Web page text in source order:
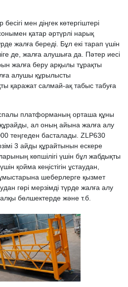
мен діңгек көтергіштері
қатар әртүрлі нарық
жалға береді. Бұл екі тарап үшін
де, жалға алушыға да. Пәтер иесі
жалға беру арқылы тұрақты
алушы құрылысты
қаражат салмай-ақ табыс табуға
платформаның орташа құны
ал оның айына жалға алу
теңгеден басталады. ZLP630
3 айды құрайтынын ескере
көпшілігі үшін бұл жабдықты
қойма кеңістігін ұстаудан,
шеберлерге қызмет
гөрі мерзімді түрде жалға алу
бөлшектерде және т.б.